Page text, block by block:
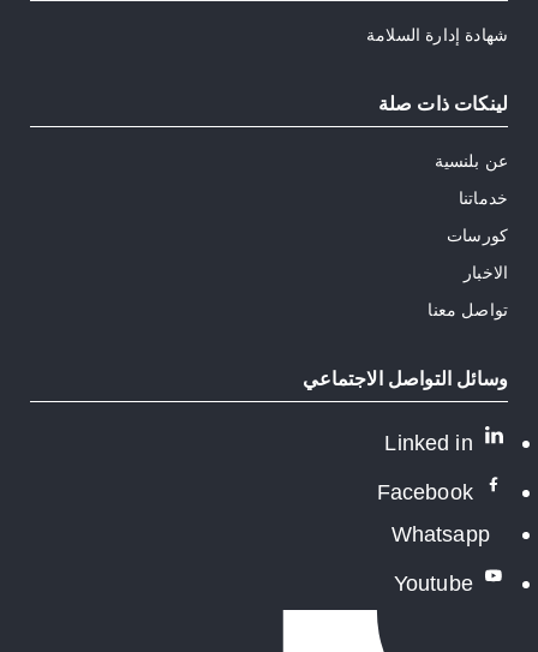
شهادة إدارة السلامة
لينكات ذات صلة
عن بلنسية
خدماتنا
كورسات
الاخبار
تواصل معنا
وسائل التواصل الاجتماعي
Linked in
Facebook
Whatsapp
Youtube